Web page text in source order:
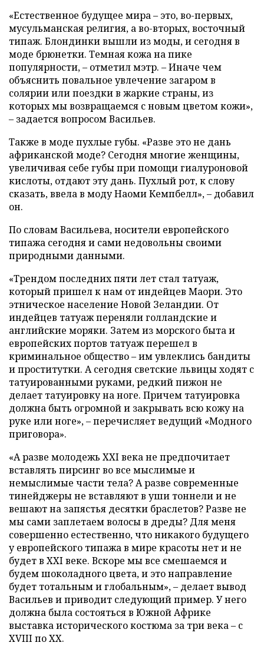
«Естественное будущее мира – это, во-первых,
мусульманская религия, а во-вторых, восточный
типаж. Блондинки вышли из моды, и сегодня в
моде брюнетки. Темная кожа на пике
популярности, – отметил мэтр. – Иначе чем
объяснить повальное увлечение загаром в
солярии или поездки в жаркие страны, из
которых мы возвращаемся с новым цветом кожи»,
– задается вопросом Васильев.
Также в моде пухлые губы. «Разве это не дань
африканской моде? Сегодня многие женщины,
увеличивая себе губы при помощи гиалуроновой
кислоты, отдают эту дань. Пухлый рот, к слову
сказать, ввела в моду Наоми Кемпбелл», – добавил
он.
По словам Васильева, носители европейского
типажа сегодня и сами недовольны своими
природными данными.
«Трендом последних пяти лет стал татуаж,
который пришел к нам от индейцев Маори. Это
этническое население Новой Зеландии. От
индейцев татуаж переняли голландские и
английские моряки. Затем из морского быта и
европейских портов татуаж перешел в
криминальное общество – им увлеклись бандиты
и проститутки. А сегодня светские львицы ходят с
татуированными руками, редкий пижон не
делает татуировку на ноге. Причем татуировка
должна быть огромной и закрывать всю кожу на
руке или ноге», – перечисляет ведущий «Модного
приговора».
«А разве молодежь XXI века не предпочитает
вставлять пирсинг во все мыслимые и
немыслимые части тела? А разве современные
тинейджеры не вставляют в уши тоннели и не
вешают на запястья десятки браслетов? Разве не
мы сами заплетаем волосы в дреды? Для меня
совершенно естественно, что никакого будущего
у европейского типажа в мире красоты нет и не
будет в XXI веке. Вскоре мы все смешаемся и
будем шоколадного цвета, и это направление
будет тотальным и глобальным», – делает вывод
Васильев и приводит следующий пример. У него
должна была состояться в Южной Африке
выставка исторического костюма за три века – с
XVIII по XX.